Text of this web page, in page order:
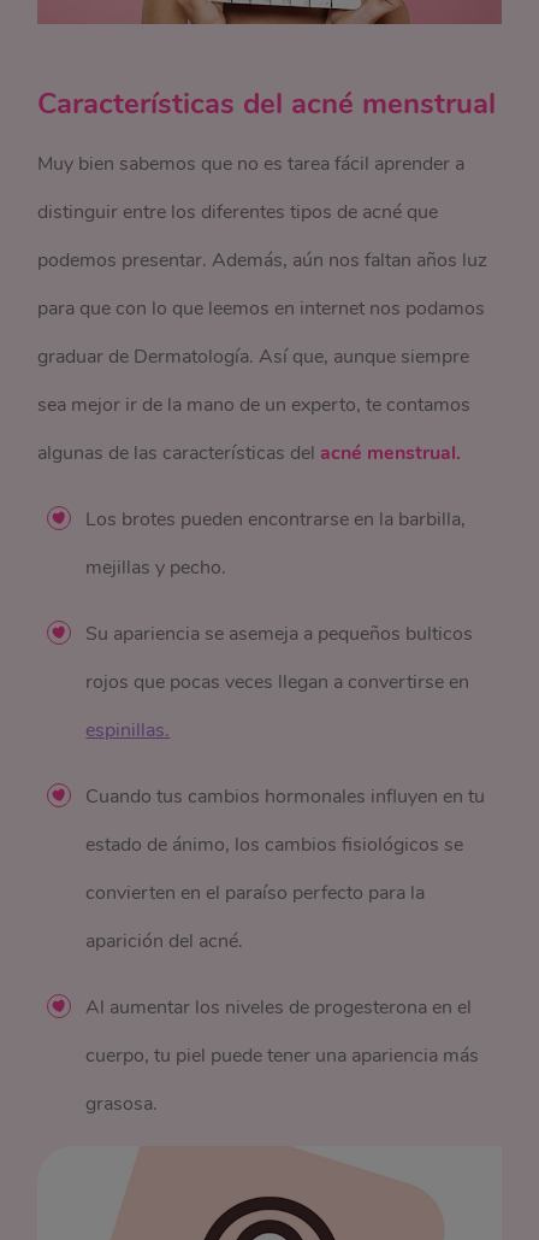
Características del acné menstrual
Muy bien sabemos que no es tarea fácil aprender a
distinguir entre los diferentes tipos de acné que
podemos presentar. Además, aún nos faltan años luz
para que con lo que leemos en internet nos podamos
graduar de Dermatología. Así que, aunque siempre
sea mejor ir de la mano de un experto, te contamos
algunas de las características del acné menstrual.
Los brotes pueden encontrarse en la barbilla,
mejillas y pecho.
Su apariencia se asemeja a pequeños bulticos
rojos que pocas veces llegan a convertirse en
espinillas.
Cuando tus cambios hormonales influyen en tu
estado de ánimo, los cambios fisiológicos se
convierten en el paraíso perfecto para la
aparición del acné.
Al aumentar los niveles de progesterona en el
cuerpo, tu piel puede tener una apariencia más
grasosa.